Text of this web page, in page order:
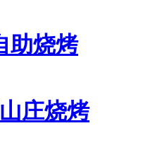
助烧烤
庄烧烤